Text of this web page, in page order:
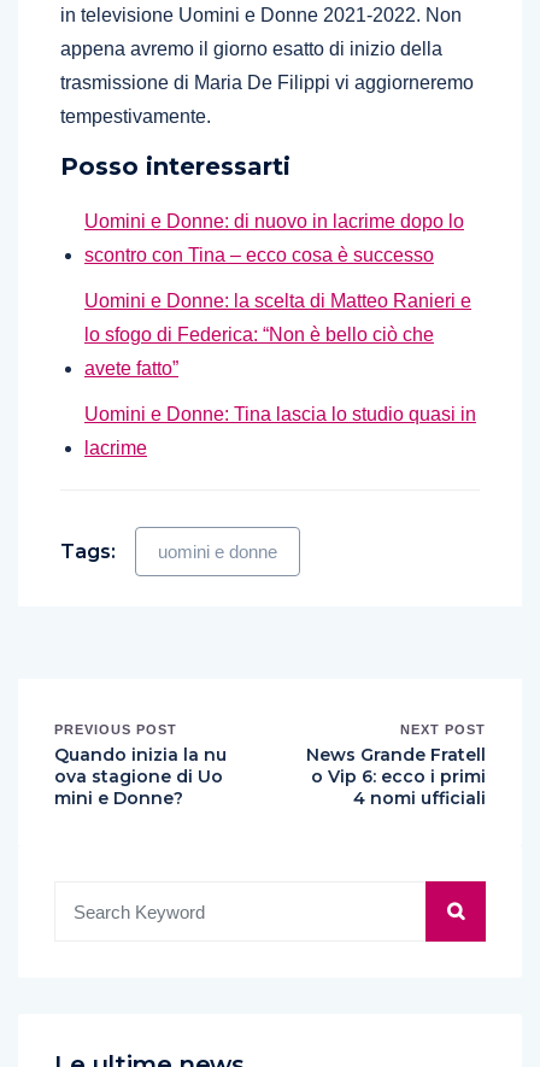
in televisione Uomini e Donne 2021-2022. Non
appena avremo il giorno esatto di inizio della
trasmissione di Maria De Filippi vi aggiorneremo
tempestivamente.
Posso interessarti
Uomini e Donne: di nuovo in lacrime dopo lo
scontro con Tina – ecco cosa è successo
Uomini e Donne: la scelta di Matteo Ranieri e
lo sfogo di Federica: “Non è bello ciò che
avete fatto”
Uomini e Donne: Tina lascia lo studio quasi in
lacrime
Tags: uomini e donne
PREVIOUS POST
Quando inizia la nu
ova stagione di Uo
mini e Donne?
NEXT POST
News Grande Fratell
o Vip 6: ecco i primi
4 nomi ufficiali